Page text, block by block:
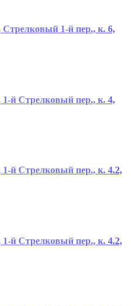
1-й пер., к. 6,
й Стрелковый пер., к. 4,
й Стрелковый пер., к. 4.2,
й Стрелковый пер., к. 4.2,